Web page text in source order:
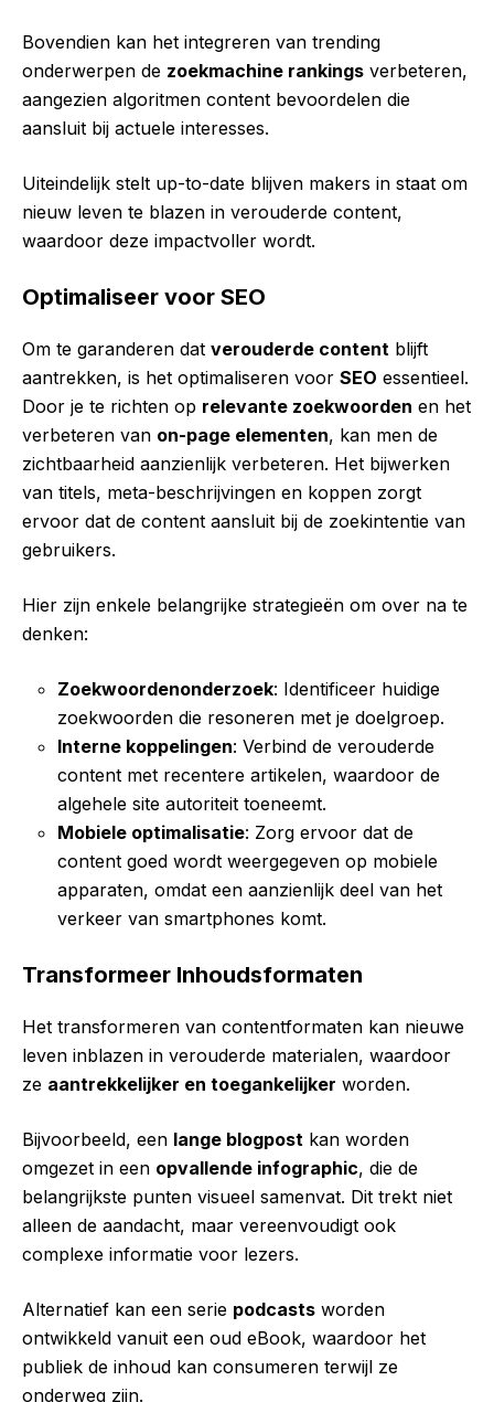
Bovendien kan het integreren van trending
onderwerpen de zoekmachine rankings verbeteren,
aangezien algoritmen content bevoordelen die
aansluit bij actuele interesses.
Uiteindelijk stelt up-to-date blijven makers in staat om
nieuw leven te blazen in verouderde content,
waardoor deze impactvoller wordt.
Optimaliseer voor SEO
Om te garanderen dat verouderde content blijft
aantrekken, is het optimaliseren voor SEO essentieel.
Door je te richten op relevante zoekwoorden en het
verbeteren van on-page elementen, kan men de
zichtbaarheid aanzienlijk verbeteren. Het bijwerken
van titels, meta-beschrijvingen en koppen zorgt
ervoor dat de content aansluit bij de zoekintentie van
gebruikers.
Hier zijn enkele belangrijke strategieën om over na te
denken:
Zoekwoordenonderzoek: Identificeer huidige
zoekwoorden die resoneren met je doelgroep.
Interne koppelingen: Verbind de verouderde
content met recentere artikelen, waardoor de
algehele site autoriteit toeneemt.
Mobiele optimalisatie: Zorg ervoor dat de
content goed wordt weergegeven op mobiele
apparaten, omdat een aanzienlijk deel van het
verkeer van smartphones komt.
Transformeer Inhoudsformaten
Het transformeren van contentformaten kan nieuwe
leven inblazen in verouderde materialen, waardoor
ze aantrekkelijker en toegankelijker worden.
Bijvoorbeeld, een lange blogpost kan worden
omgezet in een opvallende infographic, die de
belangrijkste punten visueel samenvat. Dit trekt niet
alleen de aandacht, maar vereenvoudigt ook
complexe informatie voor lezers.
Alternatief kan een serie podcasts worden
ontwikkeld vanuit een oud eBook, waardoor het
publiek de inhoud kan consumeren terwijl ze
onderweg zijn.